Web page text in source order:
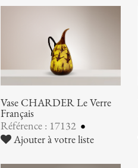
Vase CHARDER Le Verre
Français
Référence : 17132
Ajouter à votre liste